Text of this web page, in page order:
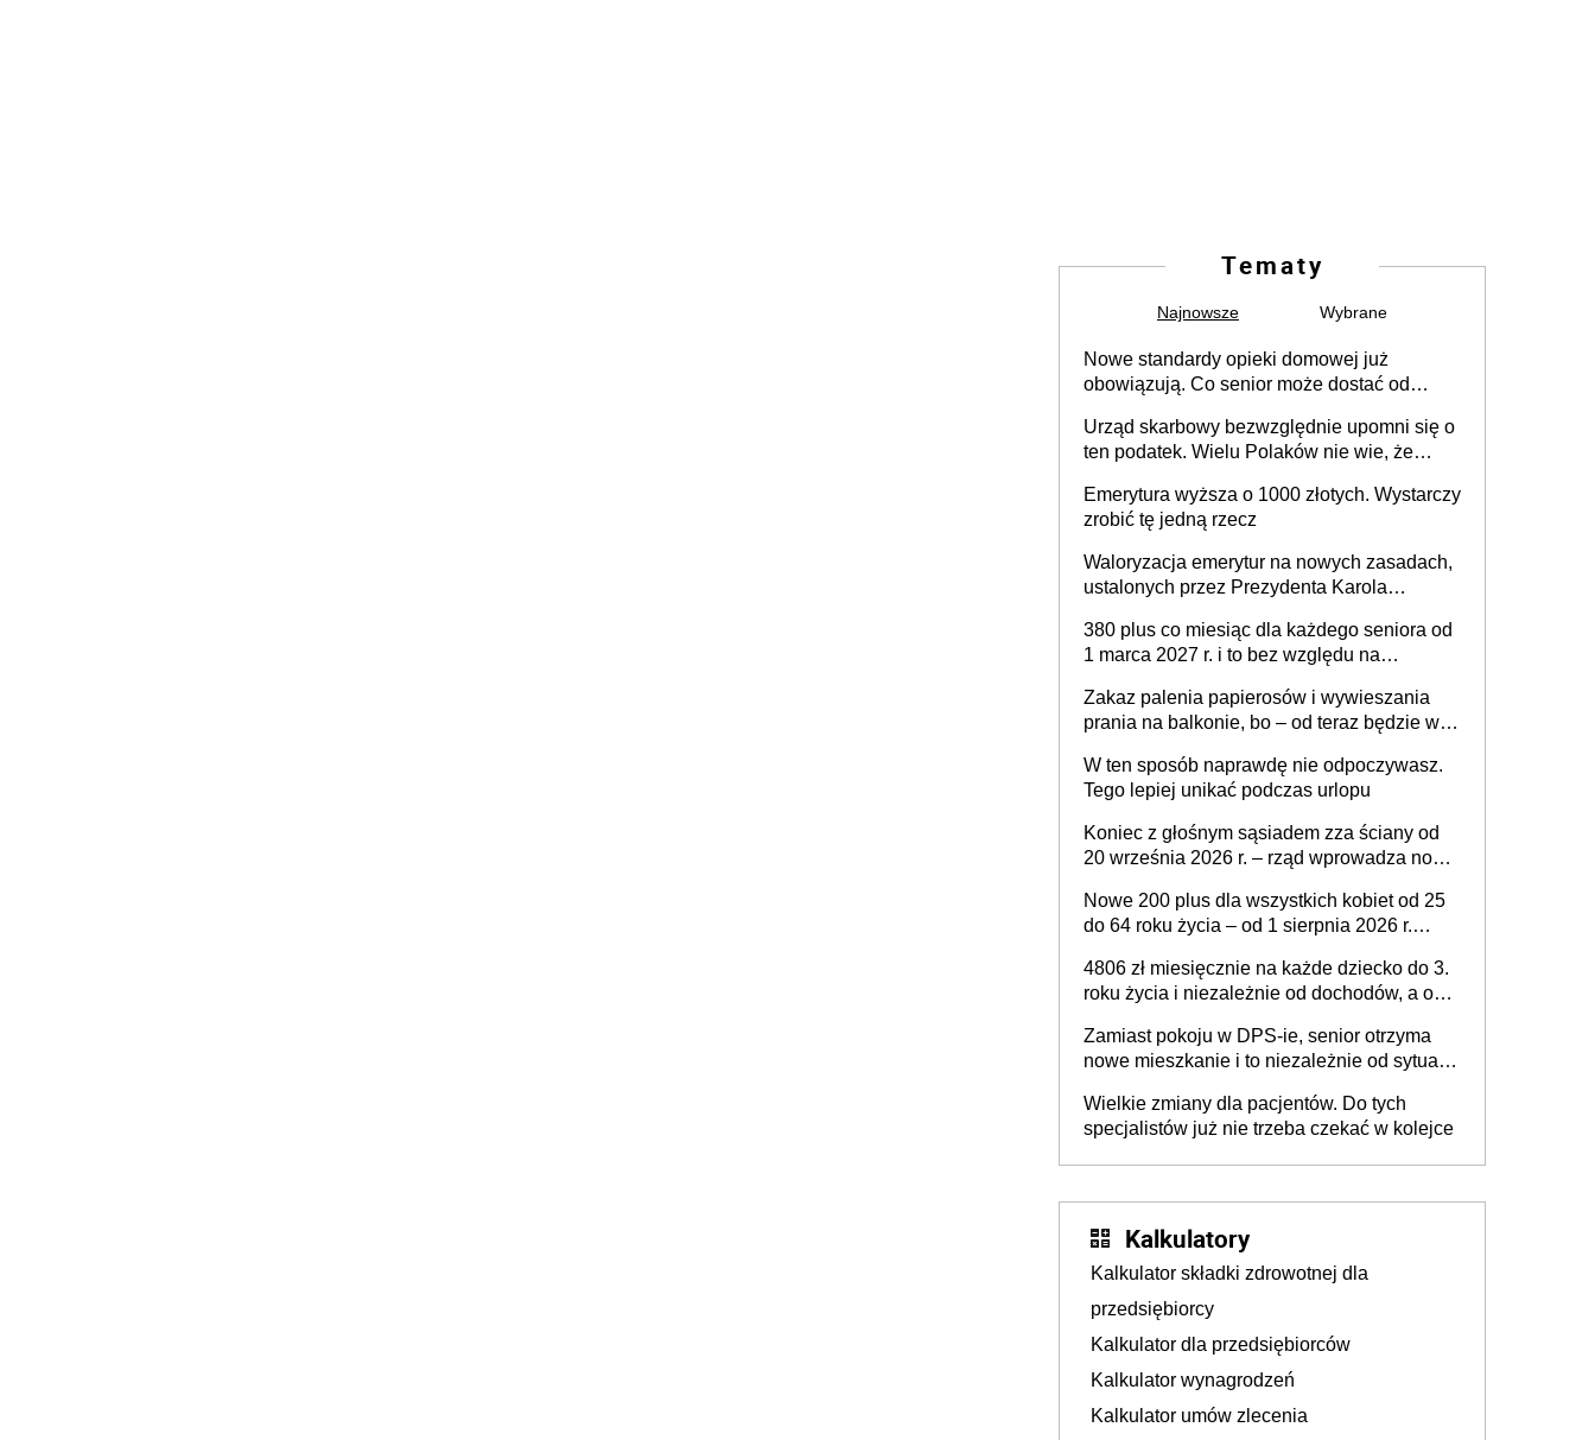
Tematy
Najnowsze Wybrane
Nowe standardy opieki domowej już
obowiązują. Co senior może dostać od
Urząd skarbowy bezwzględnie upomni się o
ten podatek. Wielu Polaków nie wie, że
oznacza kary
Emerytura wyższa o 1000 złotych. Wystarczy
zrobić tę jedną rzecz
Waloryzacja emerytur na nowych zasadach,
ustalonych przez Prezydenta Karola
również kwotowa podwyżka świadczeń?
380 plus co miesiąc dla każdego seniora od
1 marca 2027 r. i to bez względu na
złożyć wniosek do ZUS, aby otrzymać
świadczenie
Zakaz palenia papierosów i wywieszania
prania na balkonie, bo – od teraz będzie w
a właścicielowi mieszkania przysługiwać
będzie wyłącznie służebność? Nowy projekt
rządowy
W ten sposób naprawdę nie odpoczywasz.
Tego lepiej unikać podczas urlopu
Koniec z głośnym sąsiadem zza ściany od
20 września 2026 r. – rząd wprowadza nowe
mieszkańców
Nowe 200 plus dla wszystkich kobiet od 25
do 64 roku życia – od 1 sierpnia 2026 r.
programu rządowego
4806 zł miesięcznie na każde dziecko do 3.
roku życia i niezależnie od dochodów, a od
ma odwrócić trend spadku liczby urodzeń w
Polsce
Zamiast pokoju w DPS-ie, senior otrzyma
nowe mieszkanie i to niezależnie od sytuacji
wsparcia dla osób po 60 roku życia
Wielkie zmiany dla pacjentów. Do tych
specjalistów już nie trzeba czekać w kolejce
Kalkulatory
Kalkulator składki zdrowotnej dla
przedsiębiorcy
Kalkulator dla przedsiębiorców
Kalkulator wynagrodzeń
Kalkulator umów zlecenia